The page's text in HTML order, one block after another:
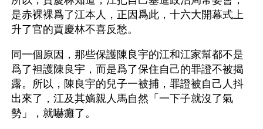
是赤裸裸爲了江本人，正因爲此，十六大開幕式上
升了官的賈慶林不喜反愁。
同一個原因，那些保護陳良宇的江和江家幫都不是
爲了袒護陳良宇，而是爲了保住自己的罪證不被揭
露。所以，陳良宇的兒子一被捕，罪證被自己人抖
出來了，江及其嫡親人馬自然「一下子就沒了氣
勢」，就嚇癱了。